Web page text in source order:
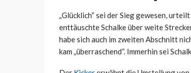
„Glücklich“ sei der Sieg gewesen,
enttäuschte Schalke über weite
habe sich auch im zweiten Abschnitt
kam „überraschend“. Immerhin sei